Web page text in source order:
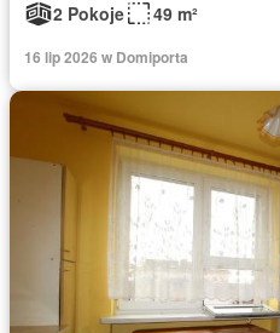
2 Pokoje
49 m²
16 lip 2026 w Domiporta